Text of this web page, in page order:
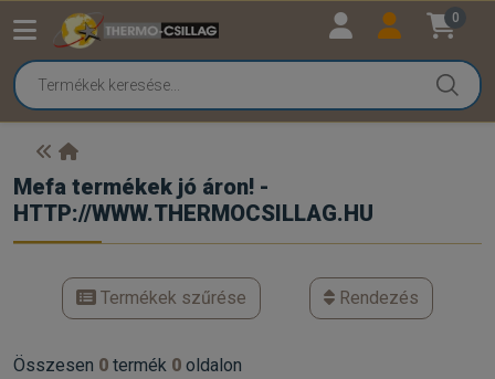
0
Mefa termékek jó áron! -
HTTP://WWW.THERMOCSILLAG.HU
Termékek szűrése Rendezés
Összesen 0 termék 0 oldalon